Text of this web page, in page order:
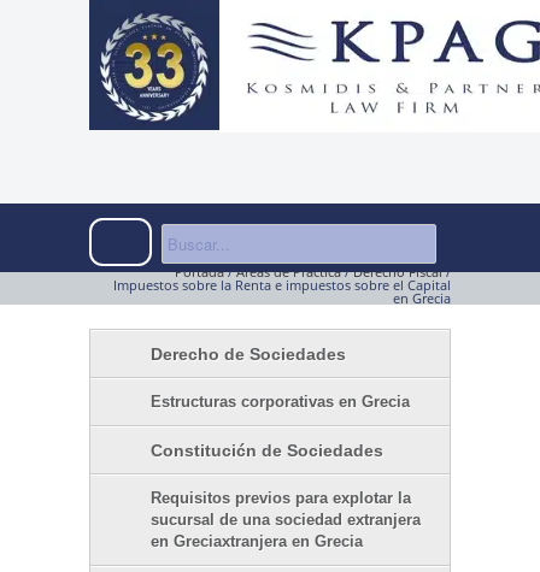
Portada/Áreas de Práctica/Derecho Fiscal/
Impuestos sobre la Renta e impuestos sobre el Capital
en Grecia
Derecho de Sociedades
Estructuras corporativas en Grecia
Constitucićn de Sociedades
Requisitos previos para explotar la
sucursal de una sociedad extranjera
en Greciaxtranjera en Grecia